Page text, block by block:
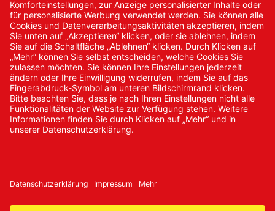
Kennwort vergessen
Bestellungen
Sendung verfolgen
© 2024 Promed Vertriebsgesellschaft mbH | Alle Rechte